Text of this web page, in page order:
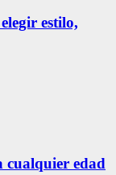
estilo,
cualquier edad